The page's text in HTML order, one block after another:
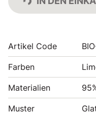
Artikel Code
Farben
Materialien
Muster